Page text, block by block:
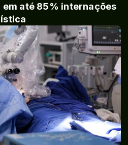
até 85% internações